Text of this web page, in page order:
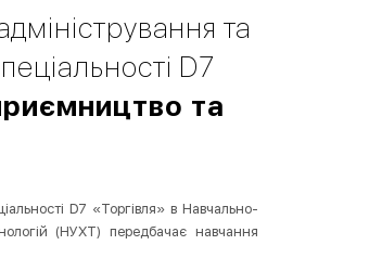
та
D7
та
D7 «Торгівля» в Навчально-
(НУХТ) передбачає навчання